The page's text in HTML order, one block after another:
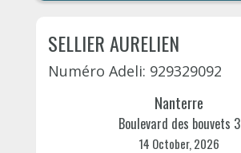
SELLIER AURELIEN
Numéro Adeli: 929329092
Nanterre
Boulevard des bouvets 3
14 October, 2026